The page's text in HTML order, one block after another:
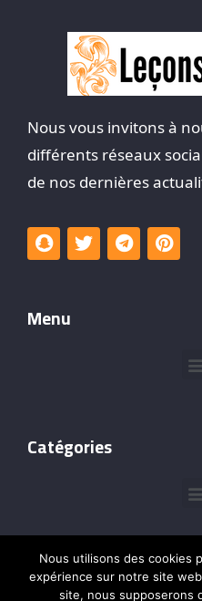
Nous vous invitons à
différents réseaux
de nos dernières
Menu
Catégories
Nous utilisons des cookies
expérience sur notre site
site, nous supposerons